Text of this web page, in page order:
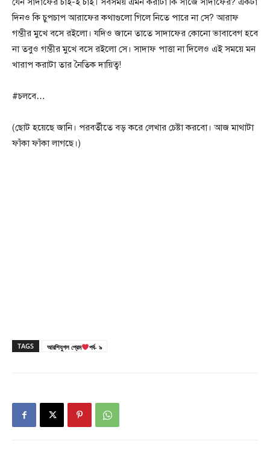
দিনও কি চুপচাপ আরাফের কথাগুলো গিলে নিতে পারে না সে? আরাফ
গম্ভীর মুখে বসে রইলো। যদিও জানে তাতে সাদাফের কোনো ভাবাবেগ হবে
না তবুও গম্ভীর মুখে বসে রইলো সে। সাদাফ পাত্তা না দিলেও এই সময়ে মন
খারাপ করাটা তার নৈতিক দায়িত্ব!
#চলবে…
(ছোট হয়েছে জানি। পরবর্তীতে বড় করে লেখার চেষ্টা করবো। আজ মাথাটা
ফাঁকা ফাঁকা লাগছে।)
TAGS আরশিযুগল প্রেম পর্ব- ৯